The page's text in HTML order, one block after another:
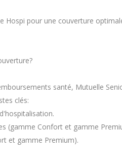
Hospi pour une couverture
santé, Mutuelle
clés:
(gamme Confort et gamme
et gamme Premium).